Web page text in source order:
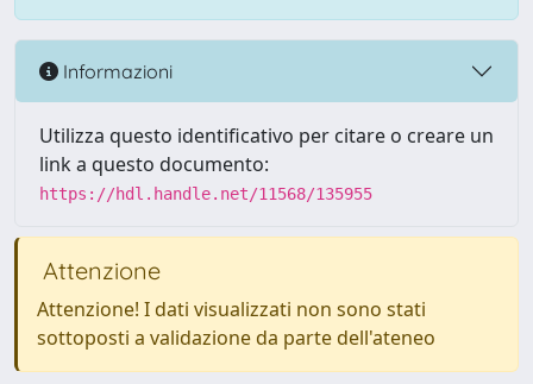
Informazioni
Utilizza questo identificativo per citare o creare un
link a questo documento:
https://hdl.handle.net/11568/135955
Attenzione
Attenzione! I dati visualizzati non sono stati
sottoposti a validazione da parte dell'ateneo